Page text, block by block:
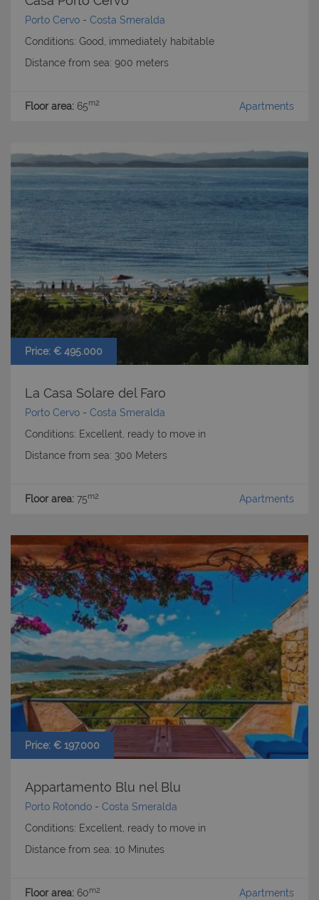
Porto Cervo - Costa Smeralda
Conditions: Good, immediately habitable
Distance from sea: 900 meters
Floor area: 65m2 Apartments
Price: € 495.000
La Casa Solare del Faro
Porto Cervo - Costa Smeralda
Conditions: Excellent, ready to move in
Distance from sea: 300 Meters
Floor area: 75m2 Apartments
Price: € 197.000
Appartamento Blu nel Blu
Porto Rotondo - Costa Smeralda
Conditions: Excellent, ready to move in
Distance from sea: 10 Minutes
Floor area: 60m2 Apartments